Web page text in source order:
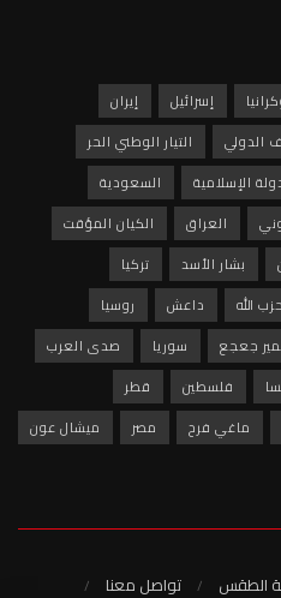
إسرائيل
إيران
الدولي
التيار الوطني الحر
الإسلامية
السعودية
العراق
الكيان المؤقت
بشار الأسد
تركيا
حزب الله داعش
روسيا
جعجع سوريا
صدى العرب
فلسطين
قطر
ماغي فرح مصر
ميشال عون
الطقس
تواصل معنا